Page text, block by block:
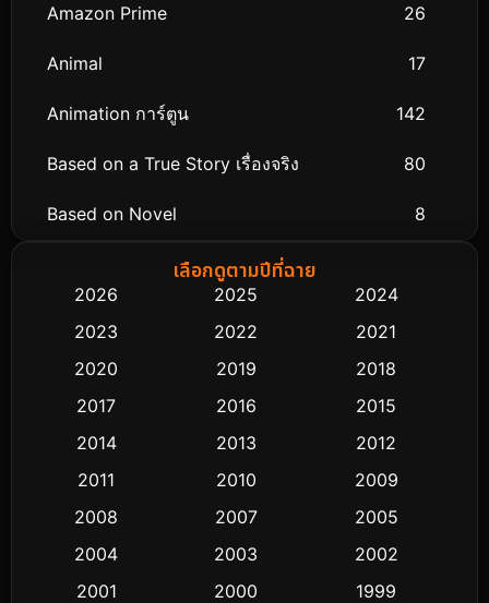
Amazon Prime 26
Animal 17
Animation การ์ตูน 142
Based on a True Story เรื่องจริง 80
Based on Novel 8
Biography ชีวิตจริง
Classic หนังคลาสสิก
Comedy ตลก 445
Crime อาชญากรรม 518
Cult Film
เลือกดูตามปีที่ฉาย
2026 2025
2024
2023
2022
2021
2020
2019
2018
2017
2016
2015
2014
2013
2012
2011
2010
2009
2008
2007
2005
2004
2003
2002
2001
2000
1999